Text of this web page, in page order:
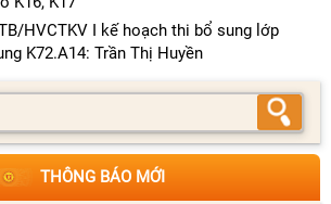
HVCTKV I kế hoạch thi bổ sung lớp
K72.A14: Trần Thị Huyền
THÔNG BÁO MỚI